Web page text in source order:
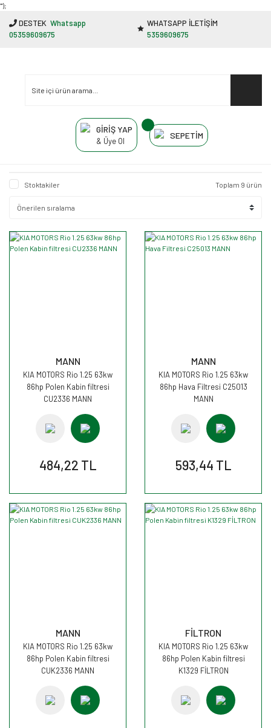
"');
DESTEK Whatsapp
05359609675
WHATSAPP İLETİŞİM
5359609675
GİRİŞ YAP
& Üye Ol
SEPETİM
Stoktakiler Toplam 9 ürün
MANN
KIA MOTORS Rio 1.25 63kw
86hp Polen Kabin filtresi
CU2336 MANN
484,22 TL
MANN
KIA MOTORS Rio 1.25 63kw
86hp Hava Filtresi C25013
MANN
593,44 TL
MANN
KIA MOTORS Rio 1.25 63kw
86hp Polen Kabin filtresi
CUK2336 MANN
FİLTRON
KIA MOTORS Rio 1.25 63kw
86hp Polen Kabin filtresi
K1329 FİLTRON